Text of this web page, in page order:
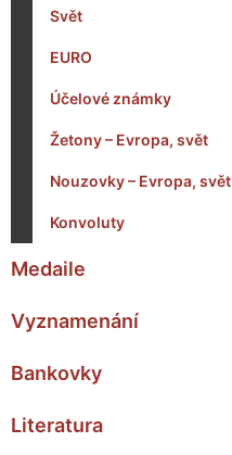
Svět
EURO
Účelové známky
Žetony – Evropa, svět
Nouzovky – Evropa, svět
Konvoluty
Medaile
Vyznamenání
Bankovky
Literatura